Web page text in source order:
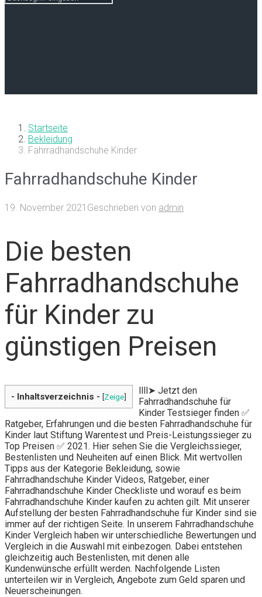
Startseite
Bekleidung
Fahrradhandschuhe Kinder
Fahrradhandschuhe Kinder
19. November 2021 Geschrieben von admin
Die besten
Fahrradhandschuhe
für Kinder zu
günstigen Preisen
- Inhaltsverzeichnis - [Zeige]
llll➤ Jetzt den
Fahrradhandschuhe für
Kinder Testsieger finden ✅
Ratgeber, Erfahrungen und die besten Fahrradhandschuhe für
Kinder laut Stiftung Warentest und Preis-Leistungssieger zu
Top Preisen ✅ 2021. Hier sehen Sie die Vergleichssieger,
Bestenlisten und Neuheiten auf einen Blick. Mit wertvollen
Tipps aus der Kategorie Bekleidung, sowie
Fahrradhandschuhe Kinder Videos, Ratgeber, einer
Fahrradhandschuhe Kinder Checkliste und worauf es beim
Fahrradhandschuhe Kinder kaufen zu achten gilt. Mit unserer
Aufstellung der besten Fahrradhandschuhe für Kinder sind sie
immer auf der richtigen Seite. In unserem Fahrradhandschuhe
Kinder Vergleich haben wir unterschiedliche Bewertungen und
Vergleich in die Auswahl mit einbezogen. Dabei entstehen
gleichzeitig auch Bestenlisten, mit denen alle
Kundenwünsche erfüllt werden. Nachfolgende Listen
unterteilen wir in Vergleich, Angebote zum Geld sparen und
Neuerscheinungen.